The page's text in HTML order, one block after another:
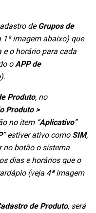
deGrupos de
1ª imagem abaixo) que
e o horário para cada
oAPP de
Produto, no
Produto >
no item “Aplicativo”
” estiver ativo como SIM,
no botão o sistema
dias e horários que o
(veja 4ª imagem
de Produto, será